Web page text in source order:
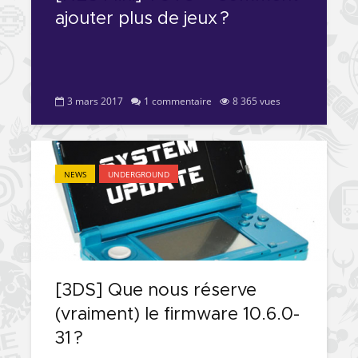
ajouter plus de jeux ?
3 mars 2017 1 commentaire 8 365 vues
NEWS UNDERGROUND
[3DS] Que nous réserve
(vraiment) le firmware 10.6.0-
31 ?